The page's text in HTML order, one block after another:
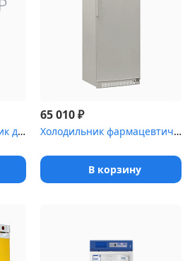
Накопитель-холодильник для временного хранения медицинских отходо...
65 010₽
Холодильник фармацевтический Pozis ХФ-400-5(ТС) с тонированной ст...
В корзину